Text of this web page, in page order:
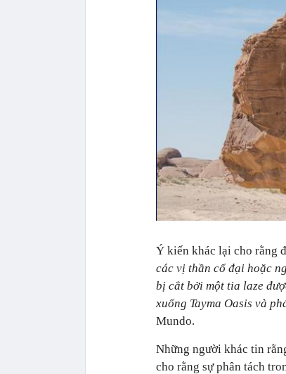
Ý kiến khác lại cho rằng
các vị thần cổ đại hoặc
bị cắt bởi một tia laze
xuống Tayma Oasis và
Mundo.
Những người khác tin
cho rằng sự phân tách